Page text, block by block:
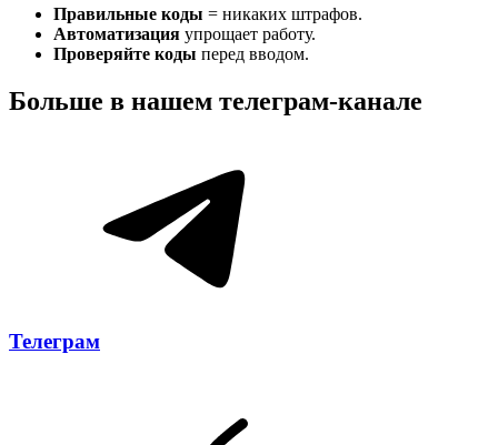
Правильные коды = никаких штрафов.
Автоматизация упрощает работу.
Проверяйте коды перед вводом.
Больше в нашем телеграм-канале
Телеграм